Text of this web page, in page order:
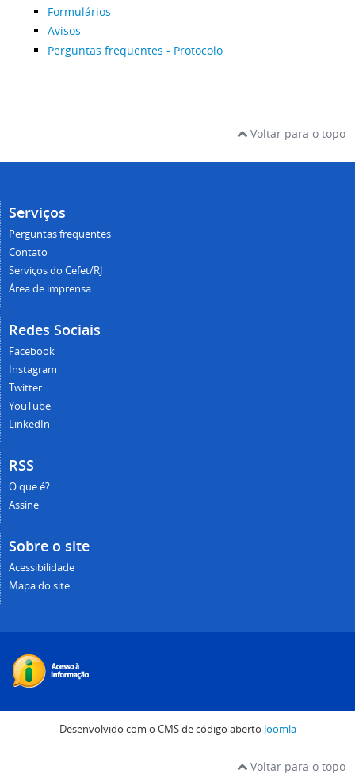
Formulários
Avisos
Perguntas frequentes - Protocolo
Voltar para o topo
Serviços
Perguntas frequentes
Contato
Serviços do Cefet/RJ
Área de imprensa
Redes Sociais
Facebook
Instagram
Twitter
YouTube
LinkedIn
RSS
O que é?
Assine
Sobre o site
Acessibilidade
Mapa do site
Desenvolvido com o CMS de código aberto Joomla
Voltar para o topo